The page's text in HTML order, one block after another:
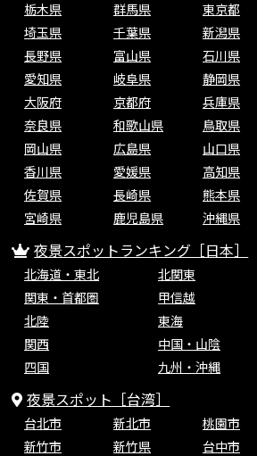
栃木県
群馬県 東京都
埼玉県
千葉県 新潟県
長野県
富山県 石川県
愛知県
岐阜県 静岡県
大阪府
京都府 兵庫県
奈良県
和歌山県 鳥取県
岡山県
広島県 山口県
香川県
愛媛県 高知県
佐賀県
長崎県 熊本県
宮崎県
鹿児島県 沖縄県
夜景スポットランキング［日本］
北海道・東北
北関東
関東・首都圏
甲信越
北陸
東海
関西
中国・山陰
四国
九州・沖縄
夜景スポット［台湾］
台北市 新北市 桃園市
新竹市
新竹県 台中市